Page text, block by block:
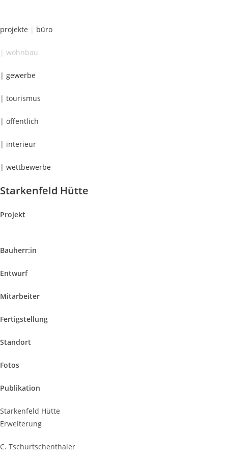
springen
projekte | büro
| wohnbau
| gewerbe
| tourismus
| öffentlich
| interieur
| wettbewerbe
Starkenfeld Hütte
Projekt
Bauherr:in
Entwurf
Mitarbeiter
Fertigstellung
Standort
Fotos
Publikation
Starkenfeld Hütte
Erweiterung
C. Tschurtschenthaler